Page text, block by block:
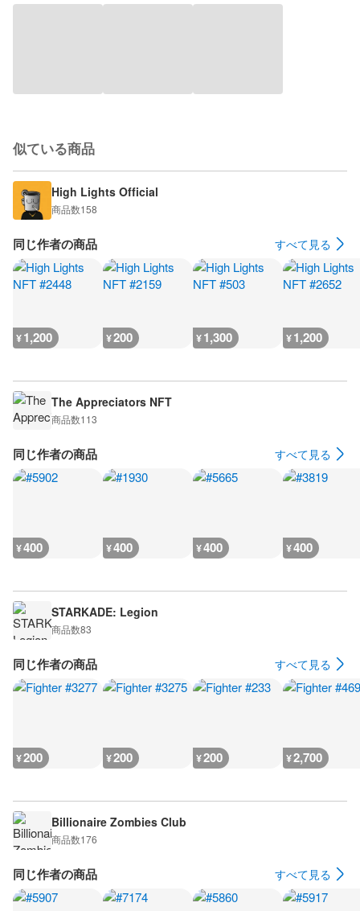
似ている商品
High Lights Official
商品数158
同じ作者の商品 すべて見る
¥1,200 ¥200 ¥1,300 ¥1,200
The Appreciators NFT
商品数113
同じ作者の商品 すべて見る
¥400 ¥400 ¥400 ¥400
STARKADE: Legion
商品数83
同じ作者の商品 すべて見る
¥200 ¥200 ¥200 ¥2,700
Billionaire Zombies Club
商品数176
同じ作者の商品 すべて見る